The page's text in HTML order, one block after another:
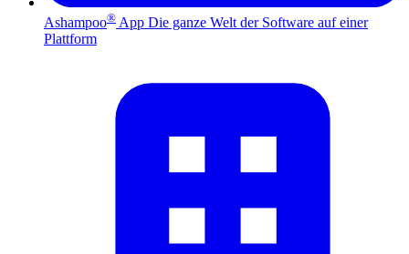
Ashampoo® App Die ganze Welt der Software auf einer
Plattform